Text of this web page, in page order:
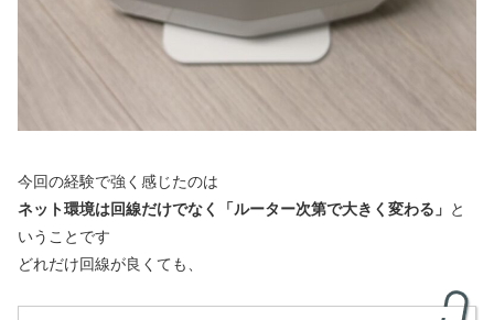
今回の経験で強く感じたのは
ネット環境は回線だけでなく「ルーター次第で大きく変わる」 と
いうことです
どれだけ回線が良くても、